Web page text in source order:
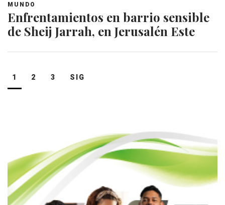
MUNDO
Enfrentamientos en barrio sensible
de Sheij Jarrah, en Jerusalén Este
Navegación
de
1 2 3 SIG